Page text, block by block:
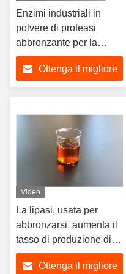
Enzimi industriali in
polvere di proteasi
abbronzante per la
depilazione della pelle
Ottenga il migliore
Video
La lipasi, usata per
abbronzarsi, aumenta il
tasso di produzione di
pelle
Ottenga il migliore